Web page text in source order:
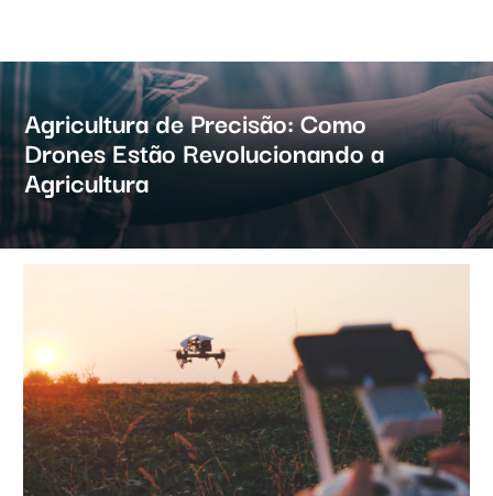
Agricultura de Precisão: Como
Drones Estão Revolucionando a
Agricultura